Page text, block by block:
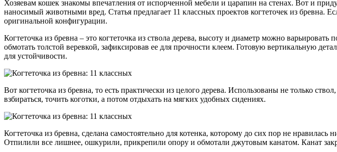
Хозяевам кошек знакомы впечатления от испорченной мебели и царапин на стенах. Вот и
наносимый животными вред. Статья предлагает 11 классных проектов когтеточек из бревна.
оригинальной конфигурации.
Когтеточка из бревна – это когтеточка из ствола дерева, высоту и диаметр можно
обмотать толстой веревкой, зафиксировав ее для прочности клеем. Готовую вертикальную
для устойчивости.
Вот когтеточка из бревна, то есть практически из целого дерева. Использованы не только
взбираться, точить коготки, а потом отдыхать на мягких удобных сидениях.
Когтеточка из бревна, сделана самостоятельно для котенка, которому до сих пор не
Отпилили все лишнее, ошкурили, прикрепили опору и обмотали джутовым канатом. Канат